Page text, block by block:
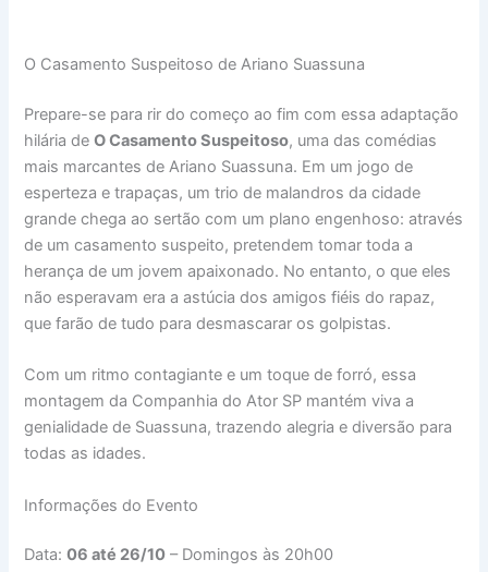
O Casamento Suspeitoso de Ariano Suassuna
Prepare-se para rir do começo ao fim com essa adaptação
hilária deO Casamento Suspeitoso, uma das comédias
mais marcantes de Ariano Suassuna. Em um jogo de
esperteza e trapaças, um trio de malandros da cidade
grande chega ao sertão com um plano engenhoso: através
de um casamento suspeito, pretendem tomar toda a
herança de um jovem apaixonado. No entanto, o que eles
não esperavam era a astúcia dos amigos fiéis do rapaz,
que farão de tudo para desmascarar os golpistas.
Com um ritmo contagiante e um toque de forró, essa
montagem da Companhia do Ator SP mantém viva a
genialidade de Suassuna, trazendo alegria e diversão para
todas as idades.
Informações do Evento
Data:06 até 26/10 – Domingos às 20h00